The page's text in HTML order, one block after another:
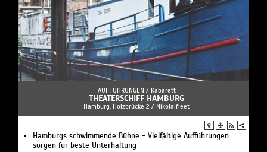
AUFFÜHRUNGEN / Kabarett
THEATERSCHIFF HAMBURG
Hamburg, Holzbrücke 2 / Nikolaifleet
Hamburgs schwimmende Bühne - Vielfältige Aufführungen
sorgen für beste Unterhaltung